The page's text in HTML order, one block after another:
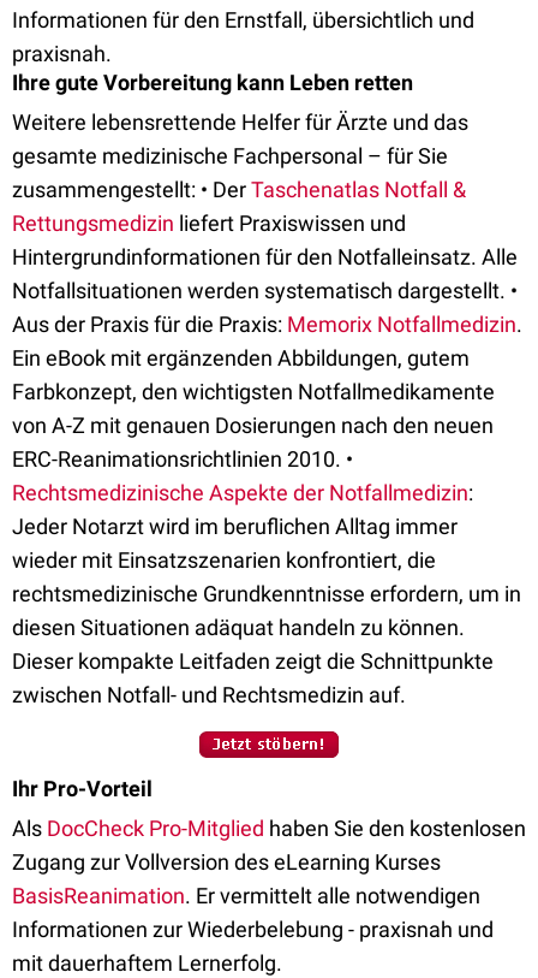
Informationen für den Ernstfall, übersichtlich und
praxisnah.
Ihre gute Vorbereitung kann Leben retten
Weitere lebensrettende Helfer für Ärzte und das
gesamte medizinische Fachpersonal – für Sie
zusammengestellt: • DerTaschenatlas Notfall &
Rettungsmedizin liefert Praxiswissen und
Hintergrundinformationen für den Notfalleinsatz. Alle
Notfallsituationen werden systematisch dargestellt. •
Aus der Praxis für die Praxis: Memorix Notfallmedizin.
Ein eBook mit ergänzenden Abbildungen, gutem
Farbkonzept, den wichtigsten Notfallmedikamente
von A-Z mit genauen Dosierungen nach den neuen
ERC-Reanimationsrichtlinien 2010. •
Rechtsmedizinische Aspekte der Notfallmedizin:
Jeder Notarzt wird im beruflichen Alltag immer
wieder mit Einsatzszenarien konfrontiert, die
rechtsmedizinische Grundkenntnisse erfordern, um in
diesen Situationen adäquat handeln zu können.
Dieser kompakte Leitfaden zeigt die Schnittpunkte
zwischen Notfall- und Rechtsmedizin auf.
Ihr Pro-Vorteil
Als DocCheck Pro-Mitglied haben Sie den kostenlosen
Zugang zur Vollversion des eLearning Kurses
BasisReanimation. Er vermittelt alle notwendigen
Informationen zur Wiederbelebung - praxisnah und
mit dauerhaftem Lernerfolg.